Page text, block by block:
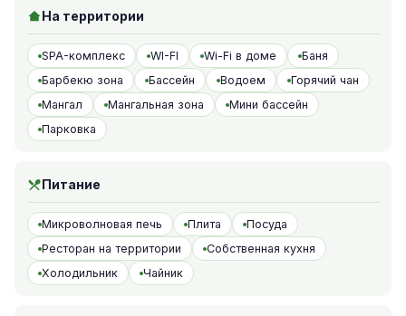
На территории
SPA-комплекс WI-FI Wi-Fi в доме
Баня
Барбекю зона
Бассейн Водоем
Горячий чан
Мангал
Мангальная зона
Мини бассейн
Парковка
Питание
Микроволновая печь Плита
Посуда
Ресторан на территории
Собственная кухня
Холодильник
Чайник